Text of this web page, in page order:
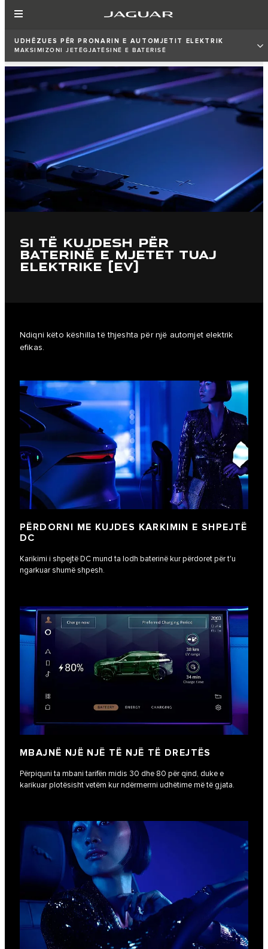
UDHËZUES PËR PRONARIN E AUTOMJETIT ELEKTRIK
MAKSIMIZONI JETËGJATËSINË E BATERISË
SI TË KUJDESH PËR
BATERINË E MJETET TUAJ
ELEKTRIKE (EV)
Ndiqni këto këshilla të thjeshta për një automjet elektrik
efikas.
PËRDORNI ME KUJDES KARKIMIN E SHPEJTË
DC
Karikimi i shpejtë DC mund ta lodh baterinë kur përdoret për t'u
ngarkuar shumë shpesh.
MBAJNË NJË NJË TË NJË TË DREJTËS
Përpiquni ta mbani tarifën midis 30 dhe 80 për qind, duke e
karikuar plotësisht vetëm kur ndërmerrni udhëtime më të gjata.